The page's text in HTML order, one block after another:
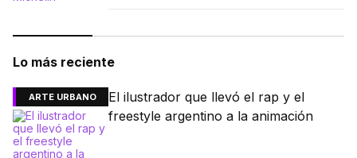
Lo más reciente
ARTE URBANO
El ilustrador que llevó el rap y el
freestyle argentino a la animación